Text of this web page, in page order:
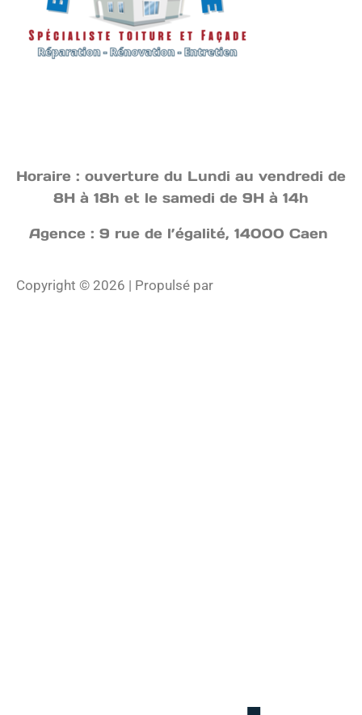
Horaire : ouverture du Lundi au vendredi de
8H à 18h et le samedi de 9H à 14h
Agence : 9 rue de l’égalité, 14000 Caen
Copyright © 2026 | Propulsé par